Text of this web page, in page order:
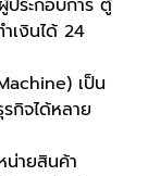
ประกอบการ ตู้
เงินได้ 24
เป็น
กิจได้หลาย
น่ายสินค้า